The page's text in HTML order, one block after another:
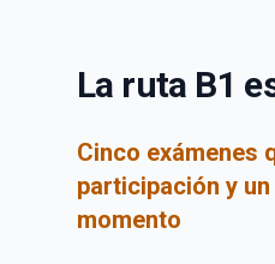
La ruta B1
Cinco exámenes
participación y
momento